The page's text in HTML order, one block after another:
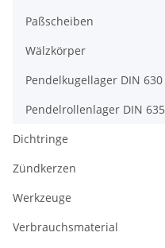
Paßscheiben
Wälzkörper
Pendelkugellager DIN 630
Pendelrollenlager DIN 635
Dichtringe
Zündkerzen
Werkzeuge
Verbrauchsmaterial